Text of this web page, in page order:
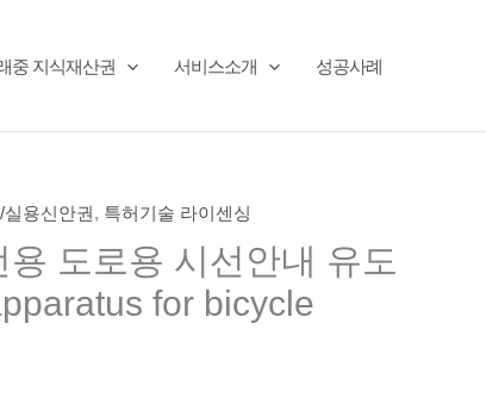
중 지식재산권 서비스소개 성공사례
실용신안권, 특허기술 라이센싱
도로용 시선안내 유도
for bicycle